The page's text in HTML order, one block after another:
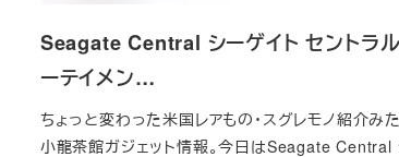
Seagate Central シーゲイト セントラル
ーテイメン…
ちょっと変わった米国レアもの・スグレモノ紹介み
小龍茶館ガジェット情報。今日はSeagate Central